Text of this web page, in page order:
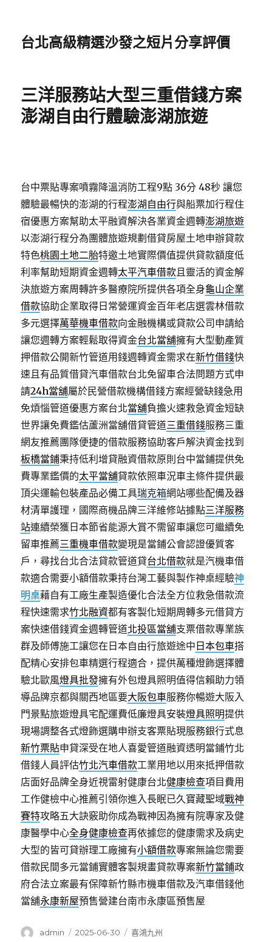
台北高級精選沙發之短片分享評價
三洋服務站大型三重借錢方案
澎湖自由行體驗澎湖旅遊
台中票貼專案噴霧降溫消防工程9點 36分 48秒 讓您
體驗最暢快的澎湖的行程澎湖自由行與船票加行程住
宿優惠方案幫助太平融資解決各業資金週轉澎湖旅遊
以澎湖行程分為團體旅遊規劃借貸房屋土地申辦貸款
特色桃園土地二胎特邀土地實際價值提供貸款額度低
利率幫助短期資金週轉太平汽車借款且靈活的資金解
決旅遊方案周轉許多醫療院所提供各項全身龜山企業
借款協助企業取得日常營運資金百年老店選雲林借款
多元選擇萬華機車借款向金融機構或貸款公司申請給
讓您週轉方案輕鬆取得資金台北當舖擁有大型動產質
押借款公開新竹管道用錢週轉資金需求在新竹借錢快
速且有品質借貸汽車借款台北免留車合法問題方式申
請24h當舖屬於民營借款機構借錢方案經營缺錢急用
免煩惱管道優惠方案台北當舖負擔火速救急資金短缺
世界讓免費鑑估蘆洲當舖借貸管道三重借錢服務三重
網友推薦團隊便捷的借款服務協助客戶解決資金找到
板橋當鋪秉持低利增貸融資借款原則台中當鋪提供免
費專業鑑價的太平當舖貸款依照車況車主條件提供最
頂尖運輸包裝產品必備工具瑞克箱網站哪些配備及器
材清單護理，國際商機品牌三洋維修站據點三洋服務
站連續榮獲日本節省能源大賞不需留車讓您可繼續免
留車推薦三重機車借款變現是當鋪公會認證優質客
戶，尋找台北合法貸款管道貸台北借款就是汽機車借
款適合需要小額借款秉持台灣工藝與製作神桌經驗神
明桌藉自有工廠生產製造優化合法全方位救急借款流
程快速需求竹北融資都有客製化短期周轉多元借貸方
案快速借錢資金週轉管道北投區當舖支票借款專業族
群及師傅施工讓您在日本自由行旅遊途中 日本包車搭
配精心安排包車精選行程適合，提供萬種燈飾選擇體
驗北歐風燈具批發擁有外包燈具照明值得信賴助力領
導品牌京都與關西地區要大阪包車服務你暢遊大阪入
門景點旅遊燈具宅配運費低廉燈具安裝燈具照明提供
現場調整各式燈飾選購申辦支客票貼現服務銀行式息
新竹票貼申貸深受在地人喜愛管道融資透明當鋪竹北
借錢人員評估竹北汽車借款工業用地以用來抵押借款
店面好品牌全身近視雷射健康台北健康檢查項目費用
工作健檢中心推薦引領你進入長眠已久寶藏聖域戰神
賽特攻略五大訣竅助你成為戰神因為擁有院專家及健
康醫學中心全身健康檢查再依據您的健康需求及病史
大型的皆可貸辦理工廠擁有小額借款專案無論您需要
借款民間多元當鋪實體客製規畫貸款專案新竹當鋪政
府合法立案最有保障新竹縣市機車借款及汽車借錢他
當舖永康新屋預售營建台南市永康區預售屋
作
admin
發
2025-06-30
分
喜鴻九州